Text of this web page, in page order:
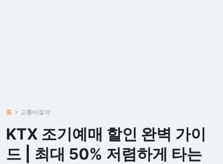
홈 교통비절약
KTX 조기예매 할인 완벽 가이
드 | 최대 50% 저렴하게 타는